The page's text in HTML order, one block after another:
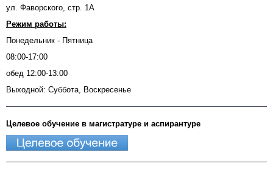
ул. Фаворского, стр. 1А
Режим работы:
Понедельник - Пятница
08:00-17:00
обед 12:00-13:00
Выходной: Суббота, Воскресенье
Целевое обучение в магистратуре и аспирантуре